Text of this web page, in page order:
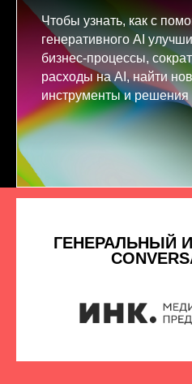
Чтобы узнать, как с
генеративного AI
бизнес-процессы,
расходы на AI, найти
инструменты и решения